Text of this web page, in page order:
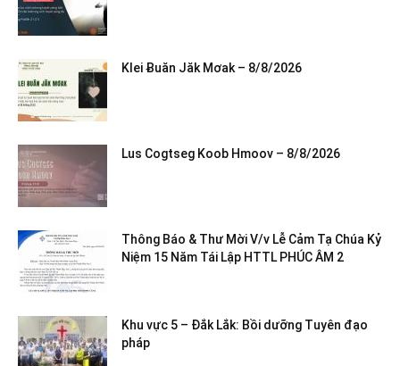
Klei Ƀuăn Jăk Mơak – 8/8/2026
Lus Cogtseg Koob Hmoov – 8/8/2026
Thông Báo & Thư Mời V/v Lễ Cảm Tạ Chúa Kỷ
Niệm 15 Năm Tái Lập HTTL PHÚC ÂM 2
Khu vực 5 – Đắk Lắk: Bồi dưỡng Tuyên đạo
pháp